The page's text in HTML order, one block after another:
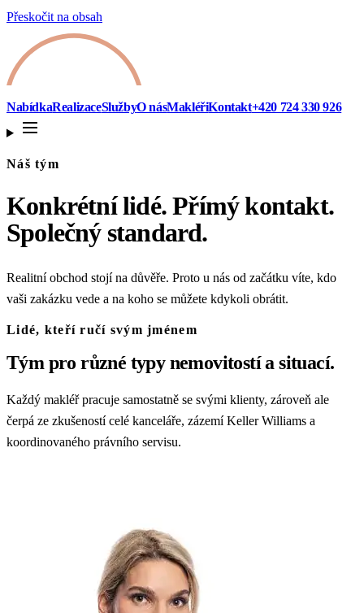
Přeskočit na obsah
NabídkaRealizaceSlužbyO násMakléřiKontakt+420 724 330 926
Náš tým
Konkrétní lidé. Přímý kontakt.
Společný standard.
Realitní obchod stojí na důvěře. Proto u nás od začátku víte, kdo
vaši zakázku vede a na koho se můžete kdykoli obrátit.
Lidé, kteří ručí svým jménem
Tým pro různé typy nemovitostí a situací.
Každý makléř pracuje samostatně se svými klienty, zároveň ale
čerpá ze zkušeností celé kanceláře, zázemí Keller Williams a
koordinovaného právního servisu.